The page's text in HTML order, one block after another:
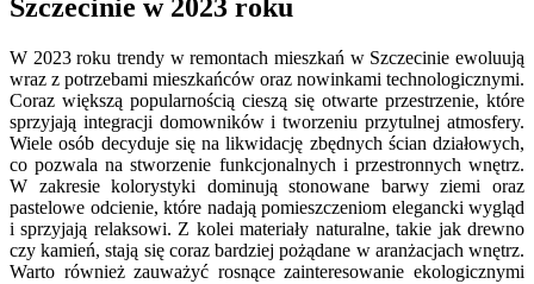
Szczecinie w 2023 roku
W 2023 roku trendy w remontach mieszkań w Szczecinie ewoluują
wraz z potrzebami mieszkańców oraz nowinkami technologicznymi.
Coraz większą popularnością cieszą się otwarte przestrzenie, które
sprzyjają integracji domowników i tworzeniu przytulnej atmosfery.
Wiele osób decyduje się na likwidację zbędnych ścian działowych,
co pozwala na stworzenie funkcjonalnych i przestronnych wnętrz.
W zakresie kolorystyki dominują stonowane barwy ziemi oraz
pastelowe odcienie, które nadają pomieszczeniom elegancki wygląd
i sprzyjają relaksowi. Z kolei materiały naturalne, takie jak drewno
czy kamień, stają się coraz bardziej pożądane w aranżacjach wnętrz.
Warto również zauważyć rosnące zainteresowanie ekologicznymi